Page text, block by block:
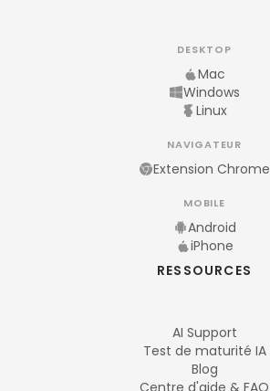
DESKTOP
Mac
Windows
Linux
NAVIGATEUR
Extension Chrome
MOBILE
Android
iPhone
RESSOURCES
AI Support
Test de maturité IA
Blog
Centre d'aide & FAQ